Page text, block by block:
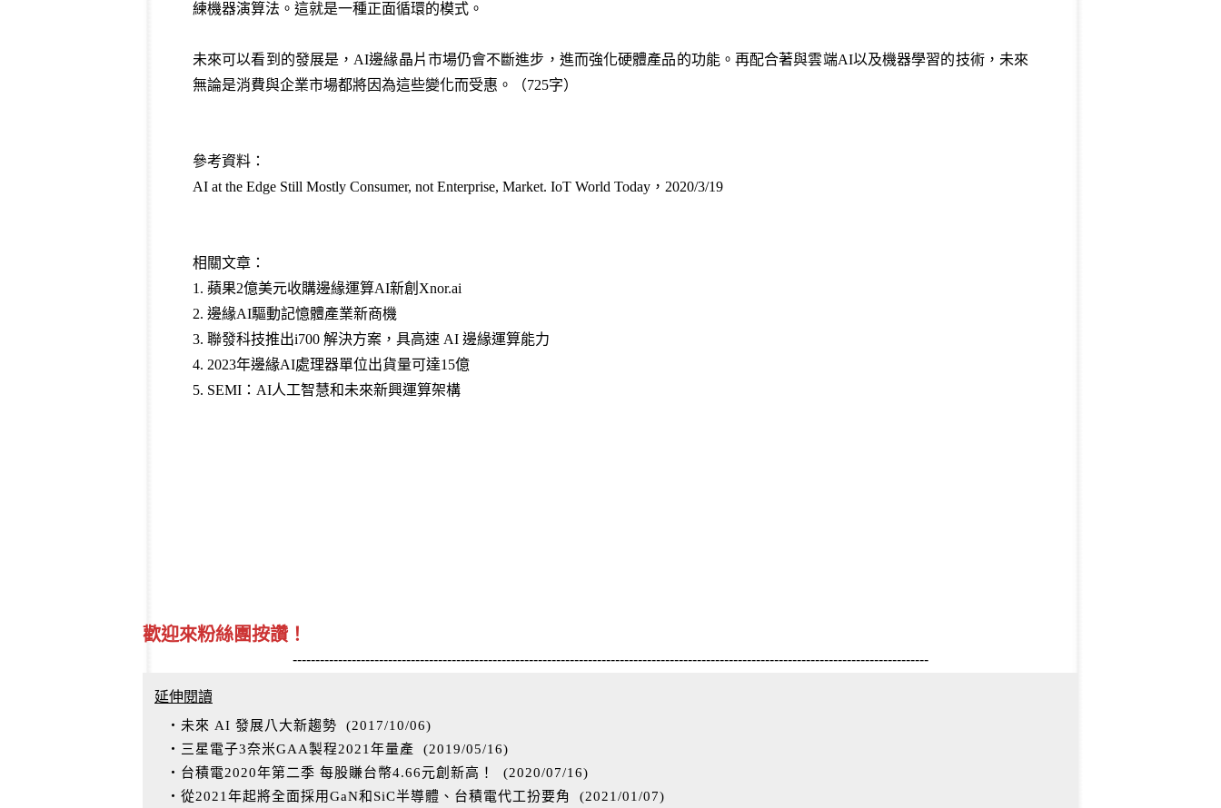
練機器演算法。這就是一種正面循環的模式。
未來可以看到的發展是，AI邊緣晶片市場仍會不斷進步，進而強化硬體產品的功能。再配合著與雲端AI以及機器學習的技術，未來
無論是消費與企業市場都將因為這些變化而受惠。（725字）
參考資料：
AI at the Edge Still Mostly Consumer, not Enterprise, Market. IoT World Today，2020/3/19
相關文章：
1. 蘋果2億美元收購邊緣運算AI新創Xnor.ai
2. 邊緣AI驅動記憶體產業新商機
3. 聯發科技推出i700 解決方案，具高速 AI 邊緣運算能力
4. 2023年邊緣AI處理器單位出貨量可達15億
5. SEMI：AI人工智慧和未來新興運算架構
歡迎來粉絲團按讚！
--------------------------------------------------------------------------------------------------------------------------------------------
延伸閱讀
‧未來 AI 發展八大新趨勢 (2017/10/06)
‧三星電子3奈米GAA製程2021年量產 (2019/05/16)
‧台積電2020年第二季 每股賺台幣4.66元創新高！
(2020/07/16)
‧從2021年起將全面採用GaN和SiC半導體、台積電代工扮要角
(2021/01/07)